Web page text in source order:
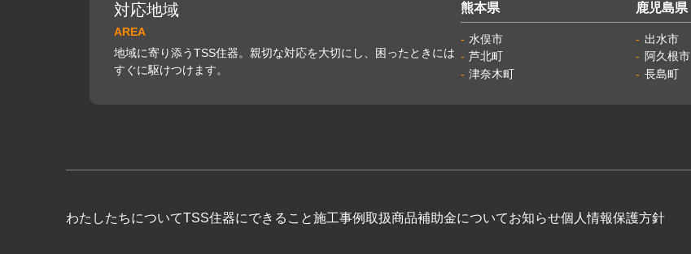
対応地域
AREA
地域に寄り添うTSS住器。親切な対応を大切にし、困ったときには
すぐに駆けつけます。
熊本県
水俣市
芦北町
津奈木町
鹿児島県
出水市
阿久根市
長島町
わたしたちについてTSS住器にできること施工事例取扱商品補助金についてお知らせ個人情報保護方針